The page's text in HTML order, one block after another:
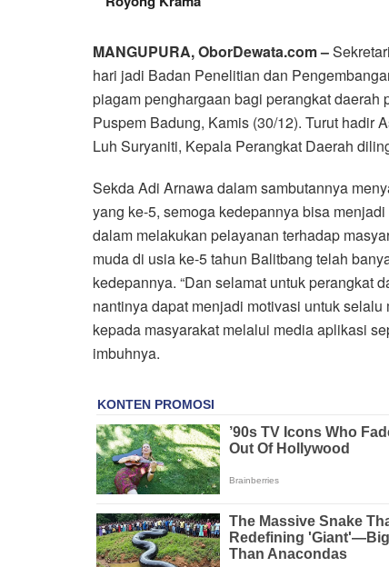
MANGUPURA, OborDewata.com –
hari jadi Badan Penelitian dan
piagam penghargaan bagi perangkat daerah
Puspem Badung, Kamis (30/12). Turut hadir
Luh Suryaniti, Kepala Perangkat Daerah
Sekda Adi Arnawa dalam sambutannya
yang ke-5, semoga kedepannya bisa
dalam melakukan pelayanan terhadap
muda di usia ke-5 tahun Balitbang telah
kedepannya. “Dan selamat untuk perangkat
nantinya dapat menjadi motivasi untuk
kepada masyarakat melalui media aplikasi
imbuhnya.